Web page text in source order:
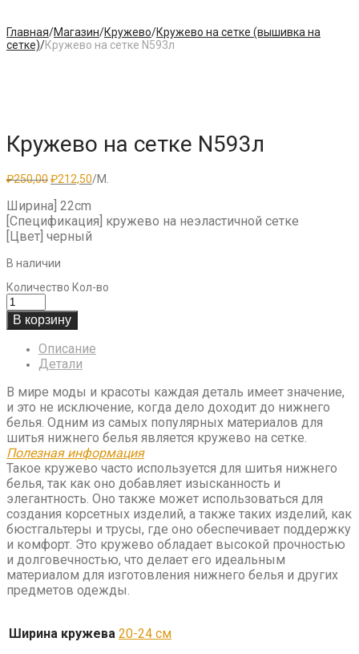
Главная/Магазин/Кружево/Кружево на сетке (вышивка на
сетке)/Кружево на сетке N593л
Кружево на сетке N593л
₽250,00Первоначальная
составляла
₽250,00.
₽212,50Текущая
/М.
Ширина] 22cm
[Спецификация] кружево на неэластичной сетке
[Цвет] черный
В наличии
Количество Кол-во
В корзину
Описание
Детали
В мире моды и красоты каждая деталь имеет значение,
и это не исключение, когда дело доходит до нижнего
белья. Одним из самых популярных материалов для
шитья нижнего белья является кружево на сетке.
Полезная информация
Такое кружево часто используется для шитья нижнего
белья, так как оно добавляет изысканность и
элегантность. Оно также может использоваться для
создания корсетных изделий, а также таких изделий, как
бюстгальтеры и трусы, где оно обеспечивает поддержку
и комфорт. Это кружево обладает высокой прочностью
и долговечностью, что делает его идеальным
материалом для изготовления нижнего белья и других
предметов одежды.
Ширина кружева 20-24 см